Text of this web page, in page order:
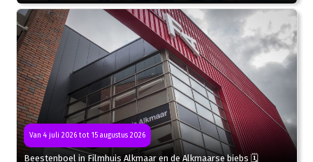
Van 4 juli 2026 tot 15 augustus 2026
Beestenboel in Filmhuis Alkmaar en de Alkmaarse biebs 🗓